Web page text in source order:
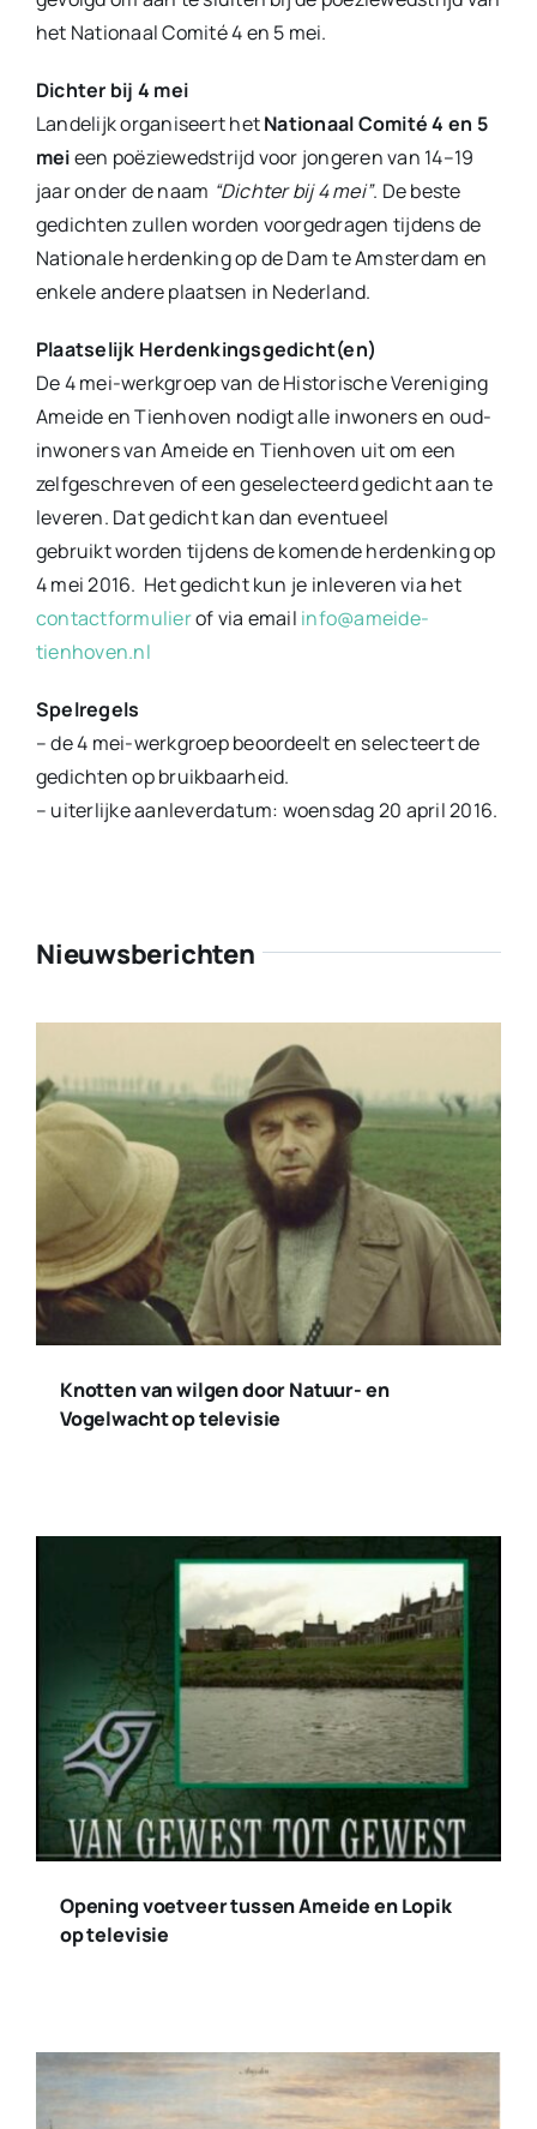
het Nationaal Comité 4 en 5 mei.
Dichter bij 4 mei
Landelijk organiseert hetNationaal Comité 4 en 5
meieen poëziewedstrijd voor jongeren van 14–19
jaar onder de naam “Dichter bij 4 mei”. De beste
gedichten zullen worden voorgedragen tijdens de
Nationale herdenking op de Dam te Amsterdam en
enkele andere plaatsen in Nederland.
Plaatselijk Herdenkingsgedicht(en)
De 4 mei-werkgroep van de Historische Vereniging
Ameide en Tienhoven nodigt alle inwoners en oud-
inwoners van Ameide en Tienhoven uit om een
zelfgeschreven of een geselecteerd gedicht aan te
leveren. Dat gedicht kan dan eventueel
gebruikt worden tijdens de komende herdenking op
4 mei 2016. Het gedicht kun je inleveren via het
contactformulierof via email info@ameide-
tienhoven.nl
Spelregels
– de 4 mei-werkgroep beoordeelt en selecteert de
gedichten op bruikbaarheid.
– uiterlijke aanleverdatum: woensdag 20 april 2016.
Nieuwsberichten
Knotten van wilgen door Natuur- en
Vogelwacht op televisie
Opening voetveer tussen Ameide en Lopik
op televisie